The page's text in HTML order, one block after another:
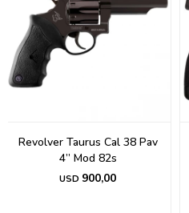
Revolver Taurus Cal 38 Pav
4” Mod 82s
USD 900,00